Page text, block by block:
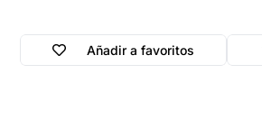
Añadir a favoritos